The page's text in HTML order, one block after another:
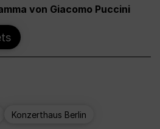
von Giacomo Puccini
Konzerthaus Berlin